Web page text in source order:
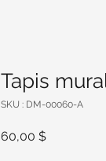
Tapis
SKU : DM-00060-A
60,00 $Prix